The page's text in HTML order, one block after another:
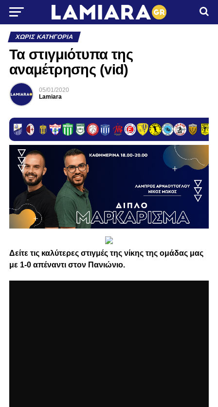
ΧΩΡΊΣ ΚΑΤΗΓΟΡΊΑ
Τα στιγμιότυπα της
αναμέτρησης (vid)
05/01/2020
Lamiara
Δείτε τις καλύτερες στιγμές της νίκης της ομάδας μας
με 1-0 απέναντι στον Πανιώνιο.